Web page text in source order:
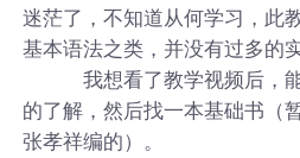
迷茫了，不知道从何学习，此
基本语法之类，并没有过多的
我想看了教学视频后，能
的了解，然后找一本基础书（
张孝祥编的）。